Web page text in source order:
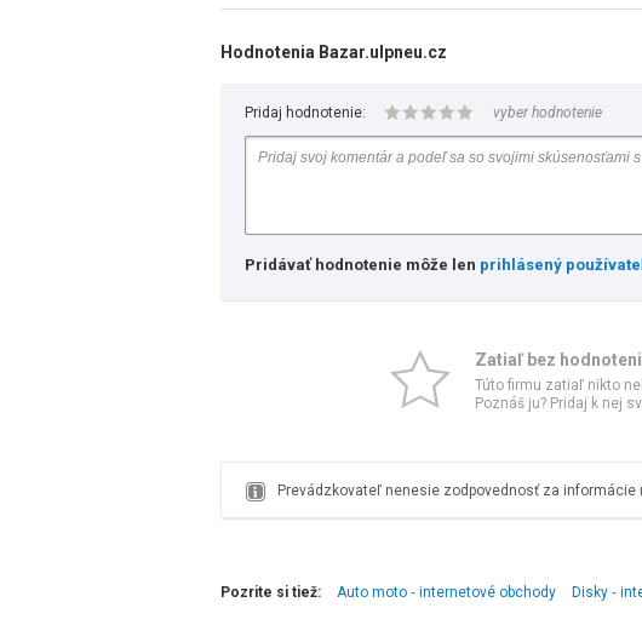
Hodnotenia Bazar.ulpneu.cz
Pridaj hodnotenie: vyber hodnotenie
Pridávať hodnotenie môže len prihlásený
Zatiaľ bez
Túto firmu zatiaľ nikto
Poznáš ju? Pridaj k nej
Prevádzkovateľ nenesie zodpovednosť za informácie
Pozrite si tiež: Auto moto ‑ internetové obchody Disky ‑